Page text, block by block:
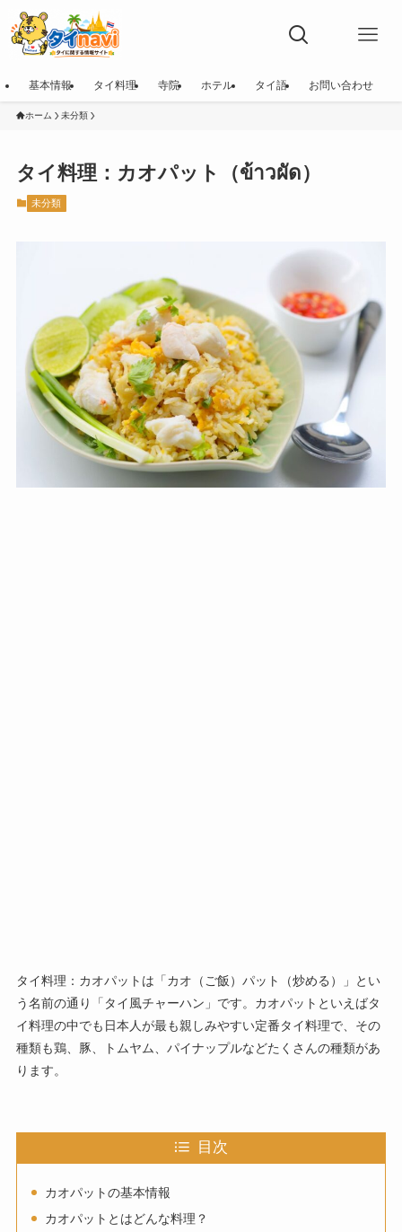
基本情報 タイ料理 寺院 ホテル タイ語 お問い合わせ
ホーム 未分類
タイ料理：カオパット（ข้าวผัด）
未分類
タイ料理：カオパットは「カオ（ご飯）パット（炒める）」とい
う名前の通り「タイ風チャーハン」です。カオパットといえばタ
イ料理の中でも日本人が最も親しみやすい定番タイ料理で、その
種類も鶏、豚、トムヤム、パイナップルなどたくさんの種類があ
ります。
目次
カオパットの基本情報
カオパットとはどんな料理？